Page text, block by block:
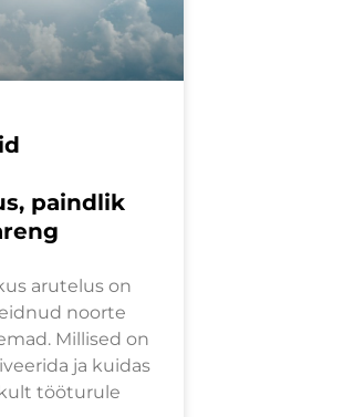
paindlik
arutelus on
noorte
Millised on
ja kuidas
tööturule